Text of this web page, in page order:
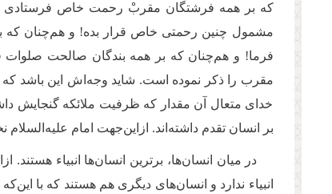
که بر همه فرشتگان مقربْ رحمت خاص فرستادی و
مشمول چنین رحمتی خاص قرار بده! و هم‌چنان که بر
فرما! و هم‌چنان که بر همه بندگان صالحت صلوات
مقرب را ذکر نموده است. شاید وجه‌اش این باشد که
خدای متعال آن‌ مقدار که ظرفیت ملائکه گنجایش
بر انسان تقدم داشته‌اند. ازاین‌جهت امام
در میان انسان‌ها، برترین انسان‌ها انبیاء هستند.
انبیاء ندارد و انسان‌های دیگری هم هستند که با